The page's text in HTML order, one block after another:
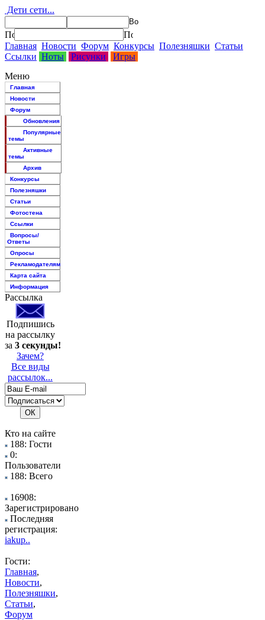
Дети сети...
Главная Новости Форум Конкурсы Полезняшки Статьи
Ссылки Ноты Рисунки
Игры
Меню
Главная
Новости
Форум
Обновления
Популярные
темы
Активные
темы
Архив
Конкурсы
Полезняшки
Статьи
Фотостена
Ссылки
Вопросы/
Ответы
Опросы
Рекламодателям
Карта сайта
Информация
Рассылка
Подпишись
на рассылку
за 3 секунды!
Зачем?
Все виды
рассылок...
Кто на сайте
188: Гости
0:
Пользователи
188: Всего
16908:
Зарегистрировано
Последняя
регистрация:
iakup..
Гости:
Главная,
Новости,
Полезняшки,
Статьи,
Форум